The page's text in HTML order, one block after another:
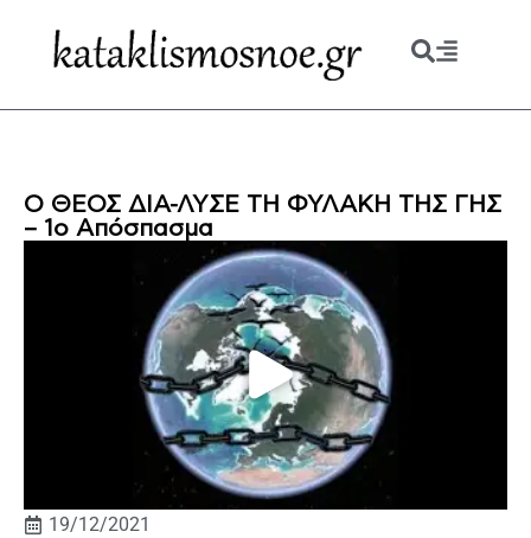
Ο ΘΕΟΣ ΔΙΑ-ΛΥΣΕ ΤΗ ΦΥΛΑΚΗ ΤΗΣ ΓΗΣ
– 1ο Απόσπασμα
19/12/2021